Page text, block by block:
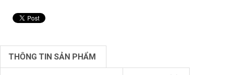
THÔNG TIN SẢN PHẨM